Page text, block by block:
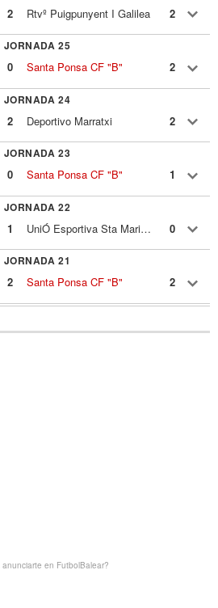
2 Rtvº Puigpunyent I Galilea 2
JORNADA 25
0 Santa Ponsa CF "B" 2
JORNADA 24
2 Deportivo Marratxi 2
JORNADA 23
0 Santa Ponsa CF "B" 1
JORNADA 22
1 UniÓ Esportiva Sta Maria "B" 0
JORNADA 21
2 Santa Ponsa CF "B" 2
anunciarte en FutbolBalear?